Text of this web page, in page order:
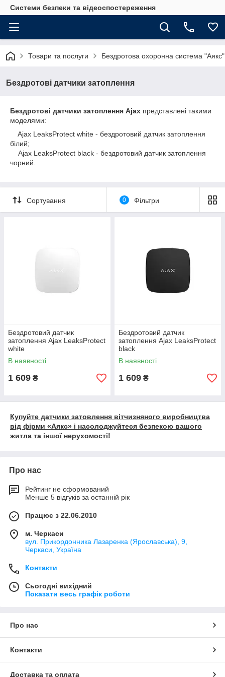
Системи безпеки та відеоспостереження
Товари та послуги Бездротова охоронна система "Аякс"
Бездротові датчики затоплення
Бездротові датчики затоплення Ajax представлені такими
моделями:
Ajax LeaksProtect white - бездротовий датчик затоплення
білий;
Ajax LeaksProtect black - бездротовий датчик затоплення
чорний.
Сортування 0 Фільтри
Бездротовий датчик
затоплення Ajax LeaksProtect
white
В наявності
1 609 ₴
Бездротовий датчик
затоплення Ajax LeaksProtect
black
В наявності
1 609 ₴
Купуйте датчики затовлення вітчизняного виробництва
від фірми «Аякс» і насолоджуйтеся безпекою вашого
житла та іншої нерухомості!
Про нас
Рейтинг не сформований
Менше 5 відгуків за останній рік
Працює з 22.06.2010
м. Черкаси
вул. Прикордонника Лазаренка (Ярославська), 9,
Черкаси, Україна
Контакти
Сьогодні вихідний
Показати весь графік роботи
Про нас
Контакти
Доставка та оплата